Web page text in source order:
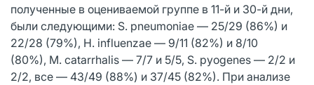
полученные в оцениваемой группе в 11-й и 30-й дни,
были следующими: S. pneumoniae — 25/29 (86%) и
22/28 (79%), H. influenzae — 9/11 (82%) и 8/10
(80%), M. catarrhalis — 7/7 и 5/5, S. pyogenes — 2/2 и
2/2, все — 43/49 (88%) и 37/45 (82%). При анализе